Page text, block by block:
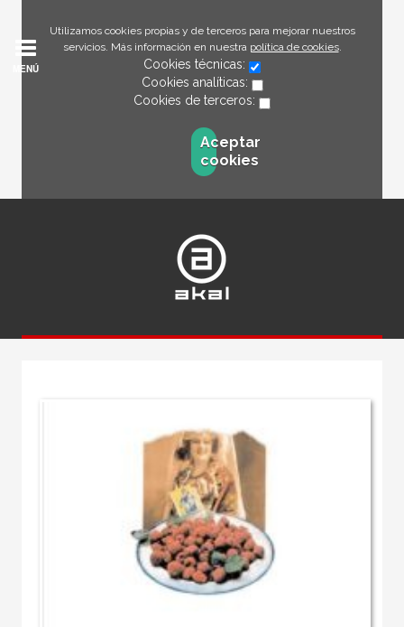
Utilizamos cookies propias y de terceros para mejorar nuestros
servicios. Más información en nuestra política de cookies.
Cookies técnicas:
Cookies analíticas:
Cookies de terceros:
Aceptar
cookies
MENÚ